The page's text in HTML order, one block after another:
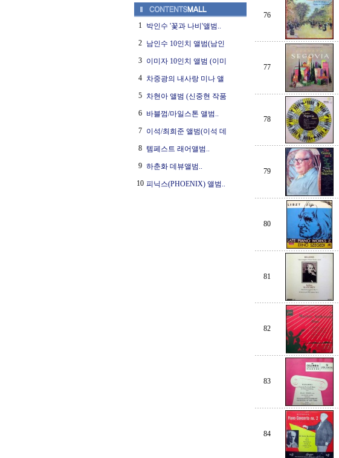
1 박인수 '꽃과 나비'앨범..
2 남인수 10인치 앨범(남인
3 이미자 10인치 앨범 (이미
4 차중광의 내사랑 미나 앨
5 차현아 앨범 (신중현 작품
6 바블껌/마일스톤 앨범..
7 이석/최희준 앨범(이석 데
8 템페스트 래어앨범..
9 하춘화 데뷰앨범..
10 피닉스(PHOENIX) 앨범..
76
77
78
79
80
81
82
83
84